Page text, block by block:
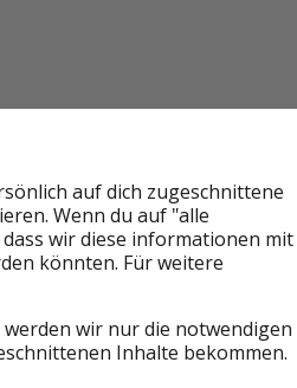
auf dich zugeschnittene
Wenn du auf "alle
wir diese informationen mit
könnten. Für weitere
wir nur die notwendigen
Inhalte bekommen.